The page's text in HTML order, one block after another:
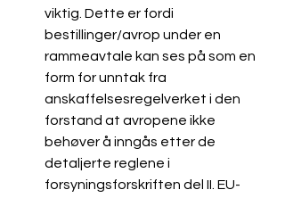
viktig. Dette er fordi
bestillinger/avrop under en
rammeavtale kan ses på som en
form for unntak fra
anskaffelsesregelverket i den
forstand at avropene ikke
behøver å inngås etter de
detaljerte reglene i
forsyningsforskriften del II. EU-